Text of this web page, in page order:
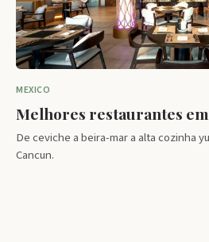
MEXICO
Melhores restaurantes
De ceviche a beira-mar a alta cozinha
Cancun.